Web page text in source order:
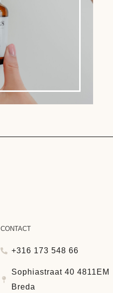
CONTACT
+316 173 548 66
Sophiastraat 40 4811EM
Breda